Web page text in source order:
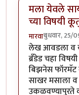
मला येवले
च्या विषयी
मारवाबुधवार, 25/
लेख आवडला व
ब्रँडेड चहा
बिझनेस फॉरमॅट
साखर मसाला
उकळवण्यापुरते